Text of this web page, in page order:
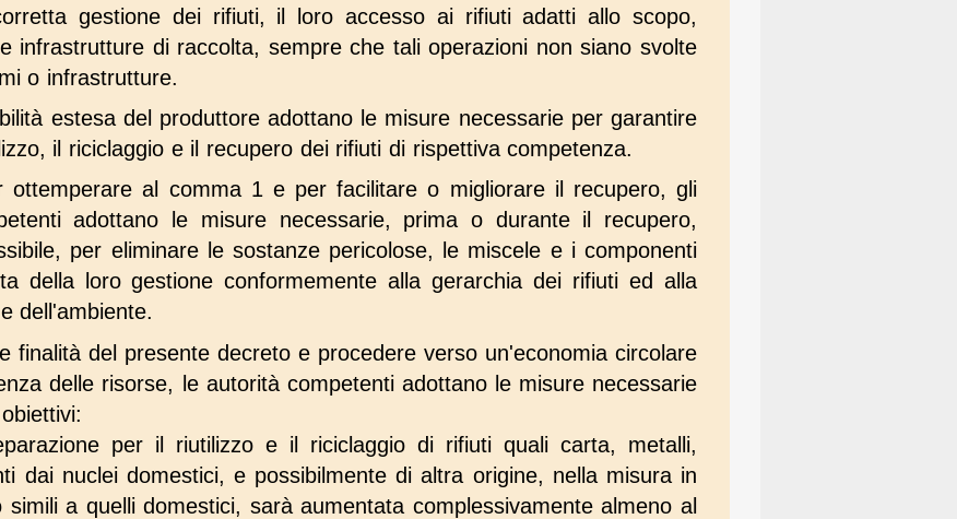
gestione dei rifiuti, il loro accesso ai rifiuti adatti allo scopo,
infrastrutture di raccolta, sempre che tali operazioni non siano svolte
o infrastrutture.
estesa del produttore adottano le misure necessarie per garantire
il riciclaggio e il recupero dei rifiuti di rispettiva competenza.
ottemperare al comma 1 e per facilitare o migliorare il recupero, gli
adottano le misure necessarie, prima o durante il recupero,
per eliminare le sostanze pericolose, le miscele e i componenti
della loro gestione conformemente alla gerarchia dei rifiuti ed alla
dell'ambiente.
finalità del presente decreto e procedere verso un'economia circolare
delle risorse, le autorità competenti adottano le misure necessarie
per il riutilizzo e il riciclaggio di rifiuti quali carta, metalli,
dai nuclei domestici, e possibilmente di altra origine, nella misura in
a quelli domestici, sarà aumentata complessivamente almeno al